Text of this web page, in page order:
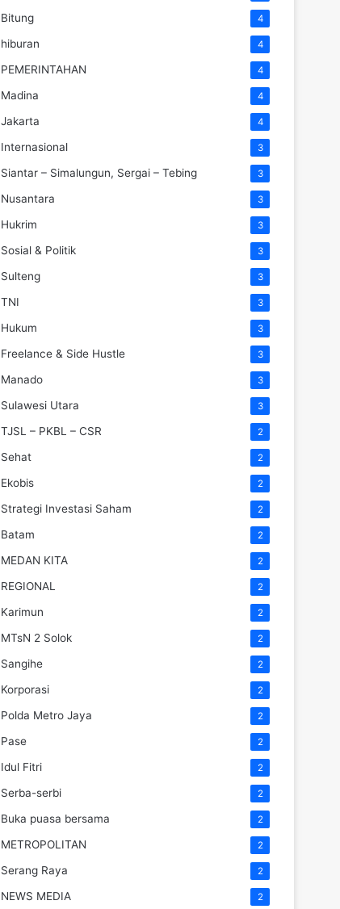
Bitung 4
hiburan 4
PEMERINTAHAN 4
Madina 4
Jakarta 4
Internasional 3
Siantar – Simalungun, Sergai – Tebing 3
Nusantara 3
Hukrim 3
Sosial & Politik 3
Sulteng 3
TNI 3
Hukum 3
Freelance & Side Hustle 3
Manado 3
Sulawesi Utara 3
TJSL – PKBL – CSR 2
Sehat 2
Ekobis 2
Strategi Investasi Saham 2
Batam 2
MEDAN KITA 2
REGIONAL 2
Karimun 2
MTsN 2 Solok 2
Sangihe 2
Korporasi 2
Polda Metro Jaya 2
Pase 2
Idul Fitri 2
Serba-serbi 2
Buka puasa bersama 2
METROPOLITAN 2
Serang Raya 2
NEWS MEDIA 2